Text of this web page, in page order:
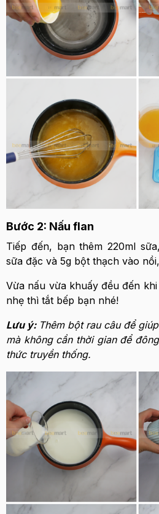
Bước 2: Nấu flan
Tiếp đến, bạn thêm 220ml
sữa đặc và 5g bột thạch vào
Vừa nấu vừa khuấy đều đến
nhẹ thì tắt bếp bạn nhé!
Lưu ý: Thêm bột rau câu để
mà không cần thời gian để
thức truyền thống.